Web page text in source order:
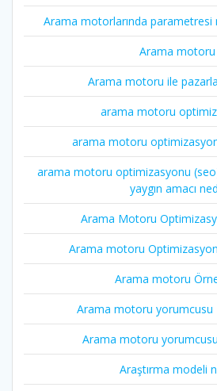
Arama motorlarında parametresi
Arama motoru
Arama motoru ile
arama motoru
arama motoru
arama motoru optimizasyonu
yaygın amacı
Arama Motoru
Arama motoru
Arama motoru
Arama motoru yorumcusu
Arama motoru
Araştırma modeli